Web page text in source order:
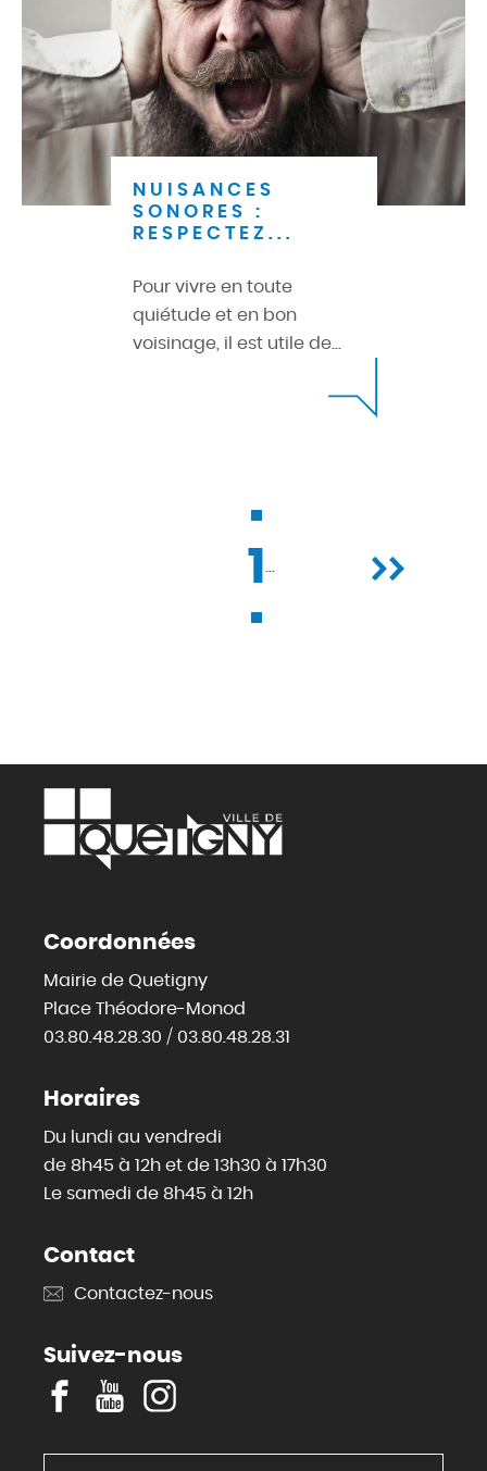
NUISANCES
SONORES :
RESPECTEZ...
Pour vivre en toute
quiétude et en bon
voisinage, il est utile de...
Page
courante
1…
Page
Coordonnées
Mairie de Quetigny
Place Théodore-Monod
03.80.48.28.30 / 03.80.48.28.31
Horaires
Du lundi au vendredi
de 8h45 à 12h et de 13h30 à 17h30
Le samedi de 8h45 à 12h
Contact
Contactez-nous
Suivez-nous
c
Y
o
u
I
n
s